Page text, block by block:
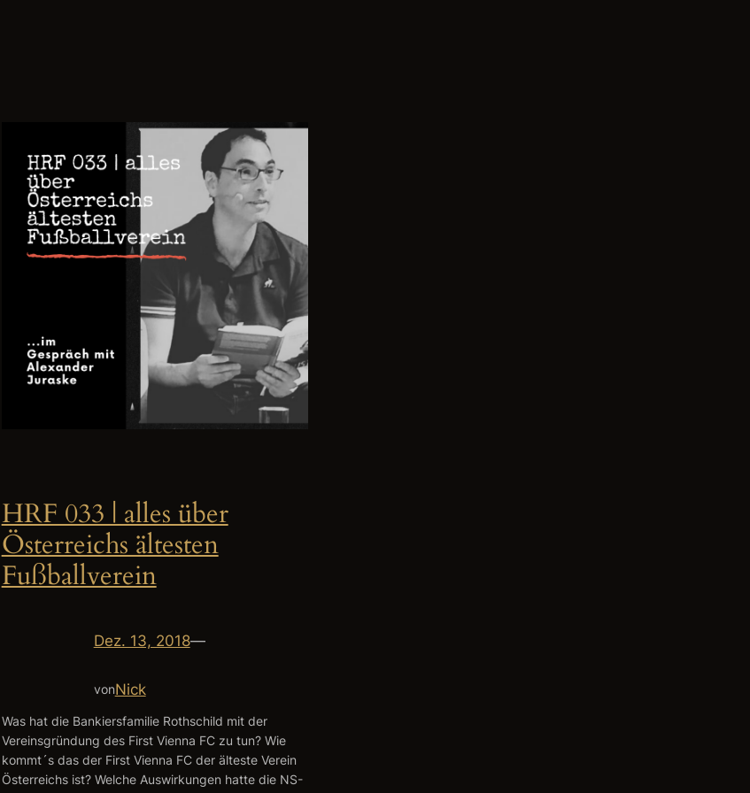
HRF 033 | alles über
Österreichs ältesten
Fußballverein
Dez. 13, 2018—
vonNick
Was hat die Bankiersfamilie Rothschild mit der
Vereinsgründung des First Vienna FC zu tun? Wie
kommt´s das der First Vienna FC der älteste Verein
Österreichs ist? Welche Auswirkungen hatte die NS-